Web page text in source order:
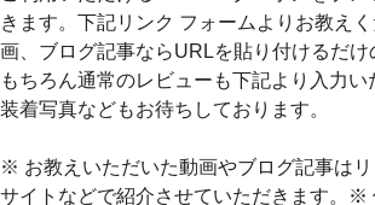
きます。下記リンク フォームよりお教え
画、ブログ記事ならURLを貼り付けるだけ
もちろん通常のレビューも下記より入力
装着写真などもお待ちしております。
※ お教えいただいた動画やブログ記事は
サイトなどで紹介させていただきます。※